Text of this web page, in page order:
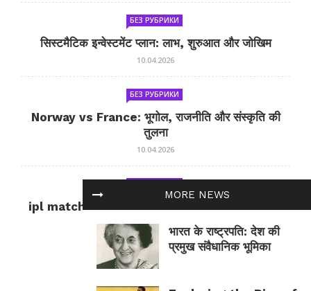
MORE NEWS
भारत के राष्ट्रपति: देश की
प्रमुख संवैधानिक भूमिका
БЕЗ РУБРИКИ
सिस्टमैटिक इन्वेस्टमेंट प्लान: लाभ, शुरुआत और जोखिम
10.04.2026
БЕЗ РУБРИКИ
Norway vs France: भूगोल, राजनीति और संस्कृति की
तुलना
10.04.2026
ipl match tomorrow: कल का IPL मैच — जानकारी
और सलाह
10.04.2026